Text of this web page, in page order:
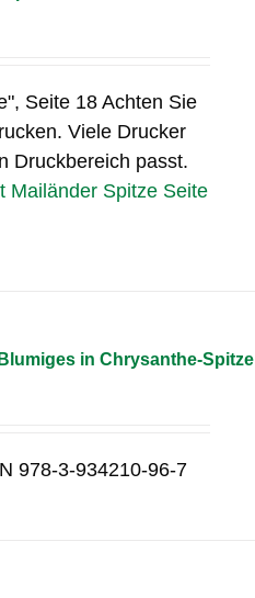
Seite 18 Achten Sie
Viele Drucker
Druckbereich passt.
Mailänder Spitze Seite
in Chrysanthe-Spitze
978-3-934210-96-7